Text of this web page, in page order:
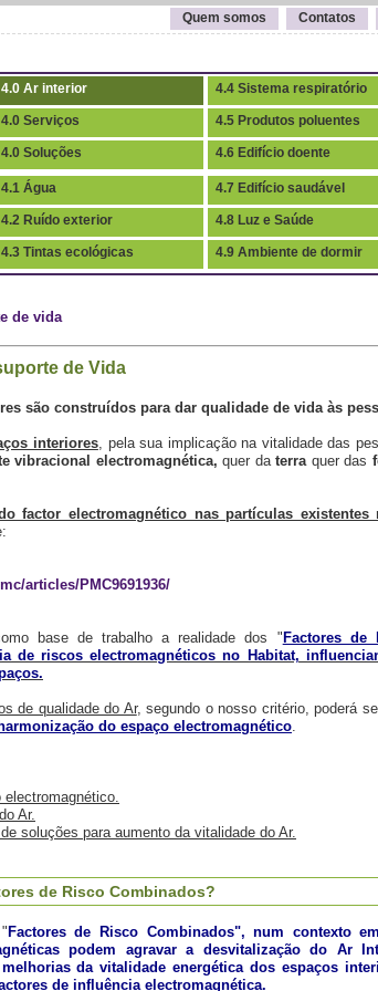
Quem somos Contatos
4.0 Ar interior
4.0 Serviços
4.0 Soluções
4.4 Sistema respiratório
4.5 Produtos poluentes
4.6 Edifício doente
4.1 Água
4.2 Ruído exterior
4.3 Tintas ecológicas
4.7 Edifício saudável
4.8 Luz e Saúde
4.9 Ambiente de dormir
de vida
de Vida
são construídos para dar qualidade de vida às
interiores, pela sua implicação na vitalidade das
vibracional electromagnética, quer daterra quer das
factor electromagnético nas partículas existentes
articles/PMC9691936/
base de trabalho a realidade dos " Factores de
de riscos electromagnéticos no Habitat,
de qualidade do Ar, segundo o nosso critério, poderá
do espaço electromagnético
Ar.
soluções para aumento da vitalidade do Ar.
de Risco Combinados?
" Factores de
Risco Combinados", num contexto
podem agravar a desvitalização do Ar
da vitalidade energética dos espaços
de influência electromagnética.